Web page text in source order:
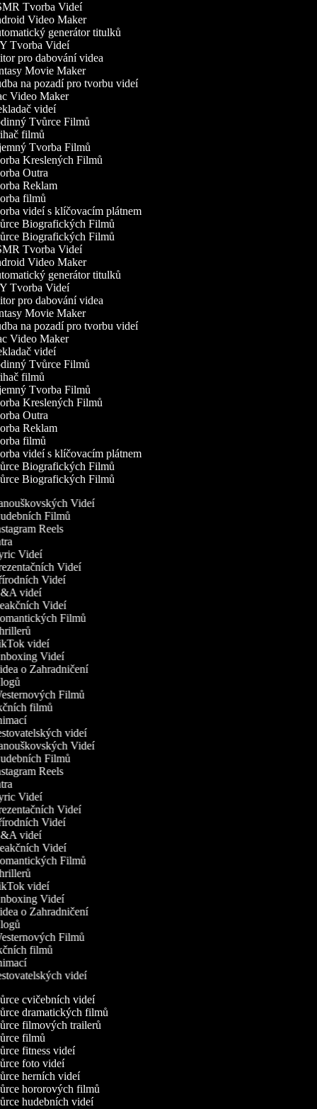
Tvorba Videí
Video Maker
generátor titulků
Tvorba Videí
pro dabování videa
Movie Maker
na pozadí pro tvorbu videí
Video Maker
videí
Tvůrce Filmů
filmů
Tvorba Filmů
Kreslených Filmů
Outra
Reklam
filmů
videí s klíčovacím plátnem
Biografických Filmů
Biografických Filmů
Tvorba Videí
Video Maker
generátor titulků
Tvorba Videí
pro dabování videa
Movie Maker
na pozadí pro tvorbu videí
Video Maker
videí
Tvůrce Filmů
filmů
Tvorba Filmů
Kreslených Filmů
Outra
Reklam
filmů
videí s klíčovacím plátnem
Biografických Filmů
Biografických Filmů
Videí
Filmů
Reels
Videí
Videí
Videí
videí
Videí
Filmů
videí
Videí
o Zahradničení
Filmů
filmů
videí
Videí
Filmů
Reels
Videí
Videí
Videí
videí
Videí
Filmů
videí
Videí
o Zahradničení
Filmů
filmů
videí
cvičebních videí
dramatických filmů
filmových trailerů
filmů
fitness videí
foto videí
herních videí
hororových filmů
hudebních videí